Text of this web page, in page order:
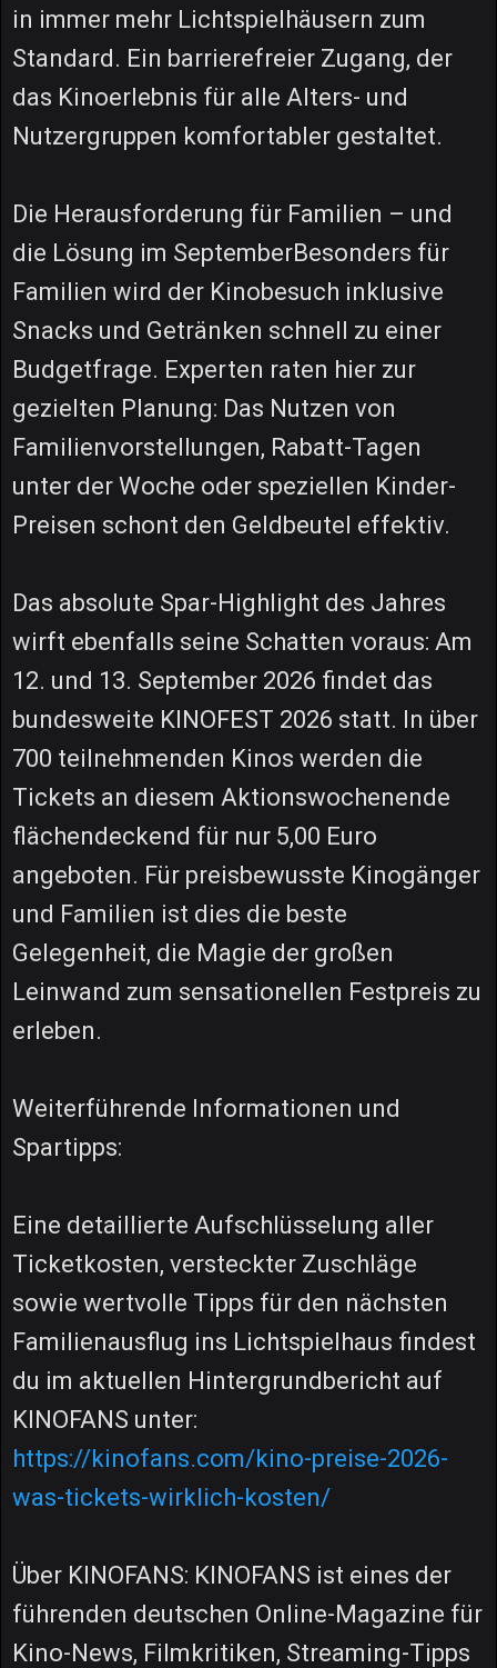
in immer mehr Lichtspielhäusern zum
Standard. Ein barrierefreier Zugang, der
das Kinoerlebnis für alle Alters- und
Nutzergruppen komfortabler gestaltet.
Die Herausforderung für Familien – und
die Lösung im SeptemberBesonders für
Familien wird der Kinobesuch inklusive
Snacks und Getränken schnell zu einer
Budgetfrage. Experten raten hier zur
gezielten Planung: Das Nutzen von
Familienvorstellungen, Rabatt-Tagen
unter der Woche oder speziellen Kinder-
Preisen schont den Geldbeutel effektiv.
Das absolute Spar-Highlight des Jahres
wirft ebenfalls seine Schatten voraus: Am
12. und 13. September 2026 findet das
bundesweite KINOFEST 2026 statt. In über
700 teilnehmenden Kinos werden die
Tickets an diesem Aktionswochenende
flächendeckend für nur 5,00 Euro
angeboten. Für preisbewusste Kinogänger
und Familien ist dies die beste
Gelegenheit, die Magie der großen
Leinwand zum sensationellen Festpreis zu
erleben.
Weiterführende Informationen und
Spartipps:
Eine detaillierte Aufschlüsselung aller
Ticketkosten, versteckter Zuschläge
sowie wertvolle Tipps für den nächsten
Familienausflug ins Lichtspielhaus findest
du im aktuellen Hintergrundbericht auf
KINOFANS unter:
https://kinofans.com/kino-preise-2026-
was-tickets-wirklich-kosten/
Über KINOFANS: KINOFANS ist eines der
führenden deutschen Online-Magazine für
Kino-News, Filmkritiken, Streaming-Tipps